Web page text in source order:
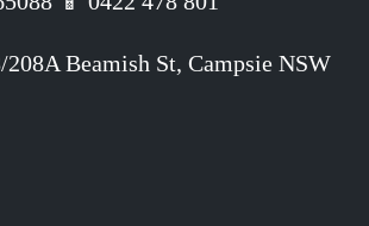
208A Beamish St,Campsie NSW